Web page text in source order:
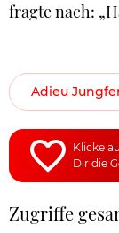
fragte nach:
Adieu
Klicke
Dir die
Zugriffe